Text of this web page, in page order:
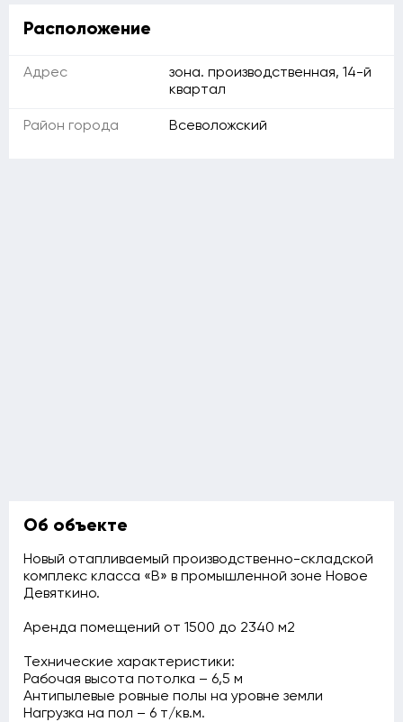
Расположение
Адрес
зона. производственная, 14-й
квартал
Район города Всеволожский
Об объекте
Новый отапливаемый производственно-складской
комплекс класса «B» в промышленной зоне Новое
Девяткино.
Аренда помещений от 1500 до 2340 м2
Технические характеристики:
Рабочая высота потолка – 6,5 м
Антипылевые ровные полы на уровне земли
Нагрузка на пол – 6 т/кв.м.